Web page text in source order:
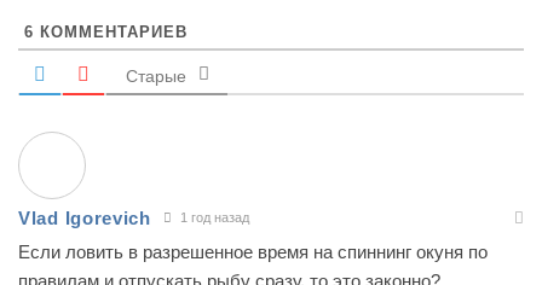
6 КОММЕНТАРИЕВ
Старые
Vlad Igorevich 1 год назад
Если ловить в разрешенное время на спиннинг окуня по
правилам и отпускать рыбу сразу, то это законно?